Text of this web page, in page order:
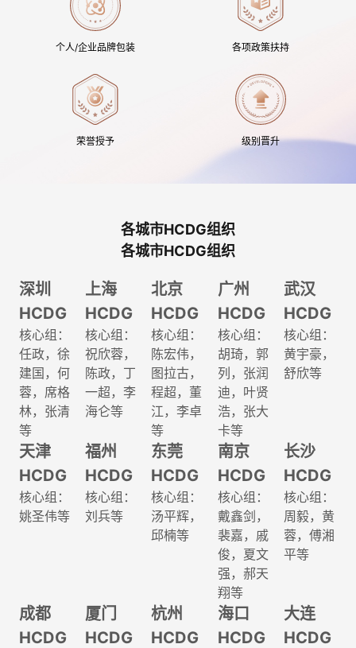
个人/企业品牌包装 各项政策扶持
荣誉授予 级别晋升
各城市HCDG组织
各城市HCDG组织
深圳
HCDG
核心组：
任政，徐
建国，何
蓉，席格
林，张清
等
上海
HCDG
核心组：
祝欣蓉，
陈政，丁
一超，李
海仑等
北京
HCDG
核心组：
陈宏伟，
图拉古，
程超，董
江，李卓
等
广州
HCDG
核心组：
胡琦，郭
列，张润
迪，叶贤
浩，张大
卡等
武汉
HCDG
核心组：
黄宇豪，
舒欣等
天津
HCDG
核心组：
姚圣伟等
福州
HCDG
核心组：
刘兵等
东莞
HCDG
核心组：
汤平辉，
邱楠等
南京
HCDG
核心组：
戴鑫剑，
裴嘉，戚
俊，夏文
强，郝天
翔等
长沙
HCDG
核心组：
周毅，黄
蓉，傅湘
平等
成都
HCDG
厦门
HCDG
杭州
HCDG
海口
HCDG
大连
HCDG